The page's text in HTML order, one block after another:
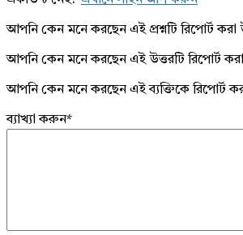
আপনি কেন মনে করছেন এই প্রশ্নটি রিপোর্ট করা
আপনি কেন মনে করছেন এই উত্তরটি রিপোর্ট
আপনি কেন মনে করছেন এই ব্যক্তিকে রিপোর্ট
ব্যাখ্যা করুন*